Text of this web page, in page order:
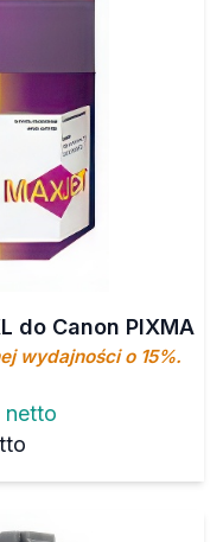
do Canon PIXMA
wydajności o 15%.
netto